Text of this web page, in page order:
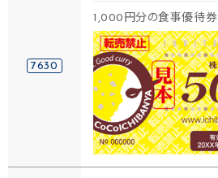
7630
1,000円分の食事優待券